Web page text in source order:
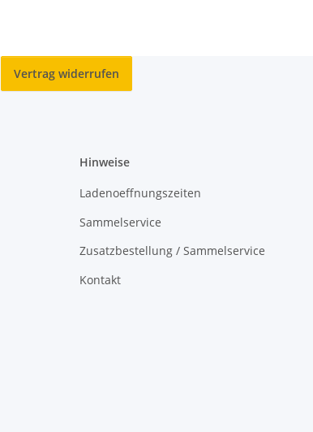
Vertrag widerrufen
Hinweise
Ladenoeffnungszeiten
Sammelservice
Zusatzbestellung / Sammelservice
Kontakt